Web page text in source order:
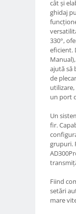
Cabluri si Patine
Alimentare
Protectie patina
Bounce-uri,
Ring-Flash Adaptor
Bracket-uri si
Huse protectie
Accesorii Aparate
Carduri memorie,
Carduri memorie
Cititoare carduri
Huse protectie card
cât și
ghidaj
330°,
eficient.
ajută să
de
un port
Un
fir.
grupuri.
Fiind
setări
mare